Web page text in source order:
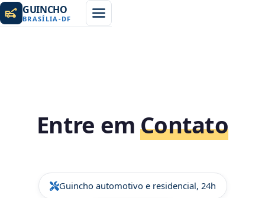
GUINCHO
BRASÍLIA -DF
Entre emContato
Guincho automotivo e residencial, 24h